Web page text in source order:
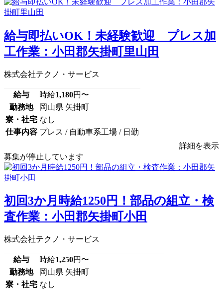
給与即払いOK！未経験歓迎 プレス加
工作業：小田郡矢掛町里山田
株式会社テクノ・サービス
給与 時給1,180円〜
勤務地
岡山県 矢掛町
寮・社宅 なし
仕事内容 プレス / 自動車系工場 / 日勤
詳細を表示
募集が停止しています
初回3か月時給1250円！部品の組立・検
査作業：小田郡矢掛町小田
株式会社テクノ・サービス
給与 時給1,250円〜
勤務地
岡山県 矢掛町
寮・社宅 なし